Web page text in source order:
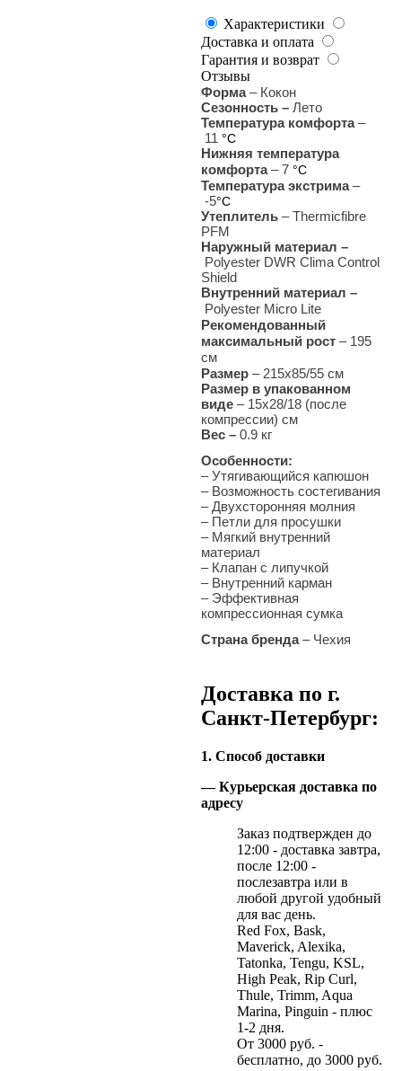
Характеристики
Доставка и оплата
Гарантия и возврат
Отзывы
Форма– Кокон
Сезонность – Лето
Температура комфорта–
11 °С
Нижняя температура
комфорта– 7 °С
Температура экстрима–
-5°С
Утеплитель – Thermicfibre
PFM
Наружный материал –
Polyester DWR Clima Control
Shield
Внутренний материал –
Polyester Micro Lite
Рекомендованный
максимальный рост – 195
см
Размер – 215x85/55 см
Размер в упакованном
виде – 15x28/18 (после
компрессии) см
Вес – 0.9 кг
Особенности:
– Утягивающийся капюшон
– Возможность состегивания
– Двухсторонняя молния
– Петли для просушки
– Мягкий внутренний
материал
– Клапан с липучкой
– Внутренний карман
– Эффективная
компрессионная сумка
Страна бренда– Чехия
Доставка по г.
Санкт-Петербург:
1. Способ доставки
— Курьерская доставка по
адресу
Заказ подтвержден до
12:00 - доставка завтра,
после 12:00 -
послезавтра или в
любой другой удобный
для вас день.
Red Fox, Bask,
Maverick, Alexika,
Tatonka, Tengu, KSL,
High Peak, Rip Curl,
Thule, Trimm, Aqua
Marina, Pinguin - плюс
1-2 дня.
От 3000 руб. -
бесплатно, до 3000 руб.